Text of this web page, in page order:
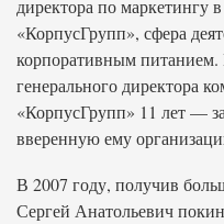
директора по
«КорпусГрупп», сфера
корпоративным питанием.
генерального директора
«КорпусГрупп» 11 лет —
вверенную ему
В 2007 году, получив
Сергей Анатольевич